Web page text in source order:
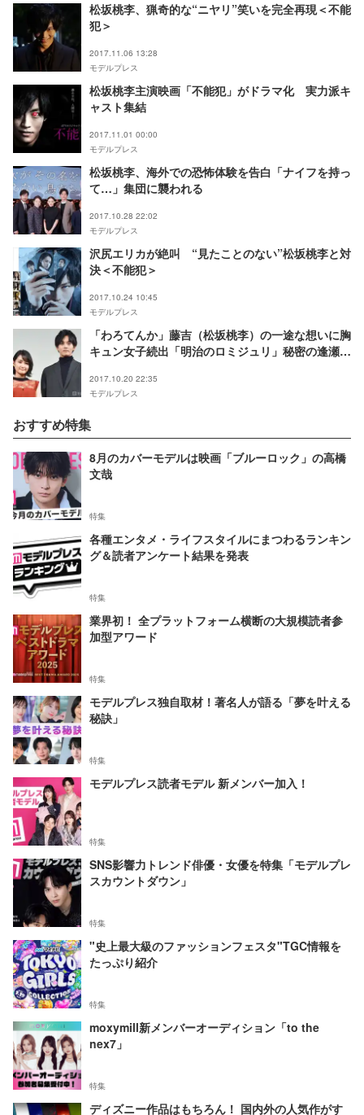
松坂桃李、猟奇的な“ニヤリ”笑いを完全再現＜不能
犯＞
2017.11.06 13:28
モデルプレス
松坂桃李主演映画「不能犯」がドラマ化 実力派キ
ャスト集結
2017.11.01 00:00
モデルプレス
松坂桃李、海外での恐怖体験を告白「ナイフを持っ
て…」集団に襲われる
2017.10.28 22:02
モデルプレス
沢尻エリカが絶叫 “見たことのない”松坂桃李と対
決＜不能犯＞
2017.10.24 10:45
モデルプレス
「わろてんか」藤吉（松坂桃李）の一途な想いに胸
キュン女子続出「明治のロミジュリ」秘密の逢瀬に
2017.10.20 22:35
モデルプレス
おすすめ特集
8月のカバーモデルは映画「ブルーロック」の高橋
文哉
特集
各種エンタメ・ライフスタイルにまつわるランキン
グ＆読者アンケート結果を発表
特集
業界初！ 全プラットフォーム横断の大規模読者参
加型アワード
特集
モデルプレス独自取材！著名人が語る「夢を叶える
秘訣」
特集
モデルプレス読者モデル 新メンバー加入！
特集
SNS影響力トレンド俳優・女優を特集「モデルプレ
スカウントダウン」
特集
"史上最大級のファッションフェスタ"TGC情報を
たっぷり紹介
特集
moxymill新メンバーオーディション「to the
nex7」
特集
ディズニー作品はもちろん！ 国内外の人気作がす